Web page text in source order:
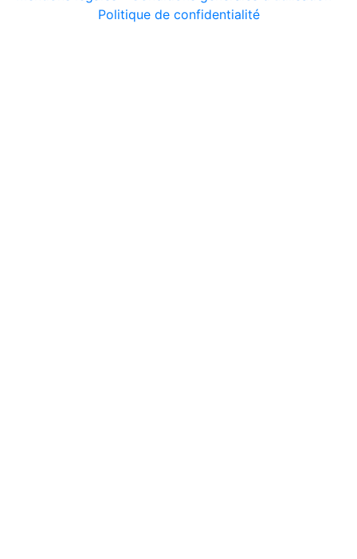
Politique de confidentialité